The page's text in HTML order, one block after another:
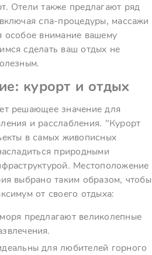
Отели также предлагают ряд
спа-процедуры, массажи
особое внимание вашему
сделать ваш отдых не
курорт и отдых
решающее значение для
и расслабления. "Курорт
в самых живописных
природными
Местоположение
выбрано таким образом, чтобы
от своего отдыха:
предлагают великолепные
для любителей горного